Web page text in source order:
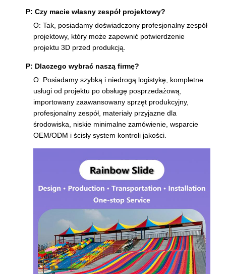
P: Czy macie własny zespół projektowy?
O: Tak, posiadamy doświadczony profesjonalny zespół
projektowy, który może zapewnić potwierdzenie
projektu 3D przed produkcją.
P: Dlaczego wybrać naszą firmę?
O: Posiadamy szybką i niedrogą logistykę, kompletne
usługi od projektu po obsługę posprzedażową,
importowany zaawansowany sprzęt produkcyjny,
profesjonalny zespół, materiały przyjazne dla
środowiska, niskie minimalne zamówienie, wsparcie
OEM/ODM i ścisły system kontroli jakości.